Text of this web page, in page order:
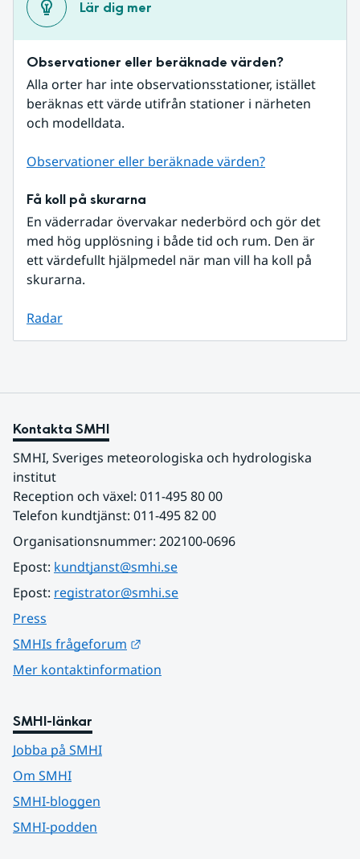
Lär dig mer
Observationer eller beräknade värden?
Alla orter har inte observationsstationer, istället
beräknas ett värde utifrån stationer i närheten
och modelldata.
Observationer eller beräknade värden?
Få koll på skurarna
En väderradar övervakar nederbörd och gör det
med hög upplösning i både tid och rum. Den är
ett värdefullt hjälpmedel när man vill ha koll på
skurarna.
Radar
Kontakta SMHI
SMHI, Sveriges meteorologiska och hydrologiska
institut
Reception och växel: 011-495 80 00
Telefon kundtjänst: 011-495 82 00
Organisationsnummer: 202100-0696
Epost: kundtjanst@smhi.se
Epost: registrator@smhi.se
Press
SMHIs frågeforum
Mer kontaktinformation
SMHI-länkar
Jobba på SMHI
Om SMHI
SMHI-bloggen
SMHI-podden